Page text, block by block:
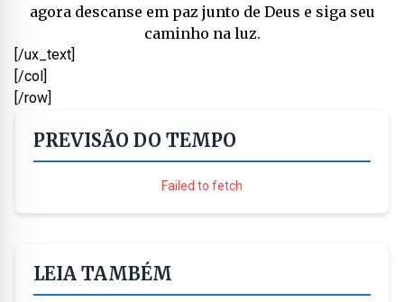
agora descanse em paz junto de Deus e siga seu
caminho na luz.
[/ux_text]
[/col]
[/row]
PREVISÃO DO TEMPO
Failed to fetch
LEIA TAMBÉM